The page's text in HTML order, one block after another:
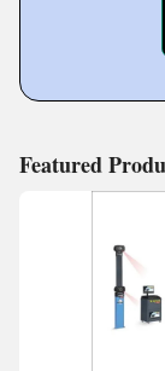
Featured